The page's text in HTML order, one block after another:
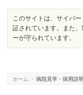
このサイトは、サイバ
証されています。また
ーが守られています。
ホーム » 病院見学・採用説